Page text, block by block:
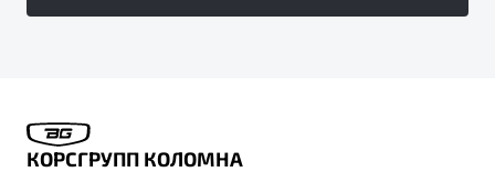
КОРСГРУПП КОЛОМНА